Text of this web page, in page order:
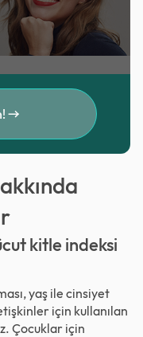
kitle indeksi
yaş ile cinsiyet
için kullanılan
Çocuklar için